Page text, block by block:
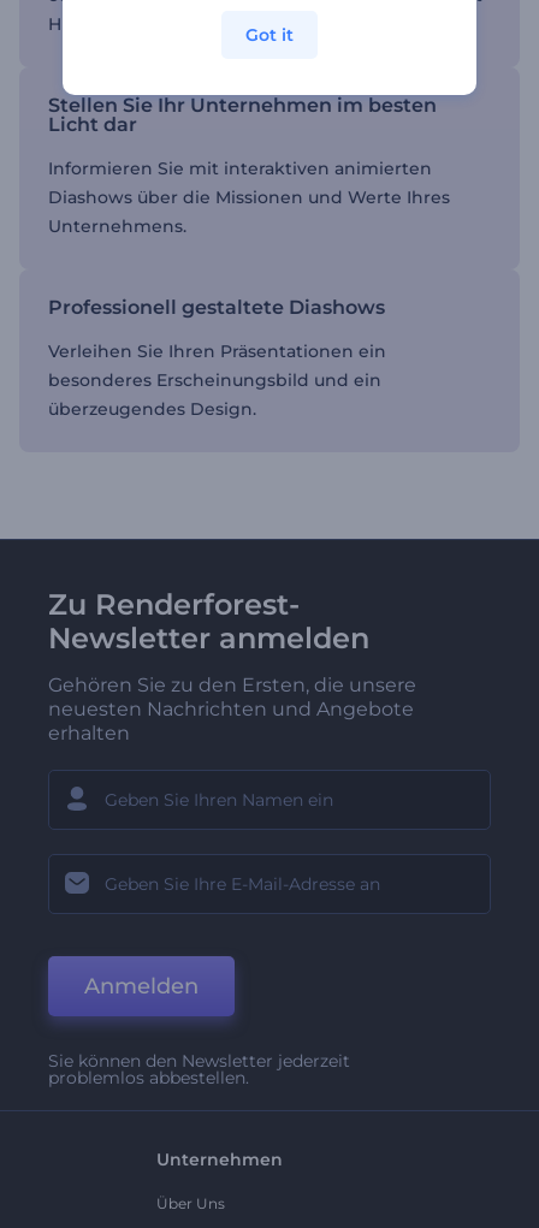
Hilfe von Firmen-Diashow-Animationen.
Stellen Sie Ihr Unternehmen im besten
Licht dar
Informieren Sie mit interaktiven animierten
Diashows über die Missionen und Werte Ihres
Unternehmens.
Professionell gestaltete Diashows
Verleihen Sie Ihren Präsentationen ein
besonderes Erscheinungsbild und ein
überzeugendes Design.
Zu Renderforest-
Newsletter anmelden
Gehören Sie zu den Ersten, die unsere
neuesten Nachrichten und Angebote
erhalten
Anmelden
Sie können den Newsletter jederzeit
problemlos abbestellen.
Unternehmen
Über Uns
Got it